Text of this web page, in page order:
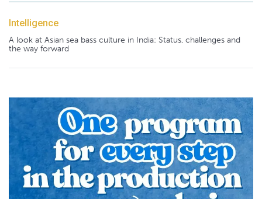
Intelligence
A look at Asian sea bass culture in India: Status, challenges and
the way forward